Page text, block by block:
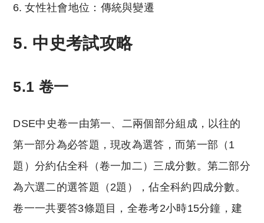
女性社會地位：傳統與變遷
5. 中史考試攻略
5.1 卷一
DSE中史卷一由第一、二兩個部分組成，以往的
第一部分為必答題，現改為選答，而第一部（1
題）分約佔全科（卷一加二）三成分數。第二部分
為六選二的選答題（2題），佔全科約四成分數。
卷一一共要答3條題目，全卷考2小時15分鐘，建